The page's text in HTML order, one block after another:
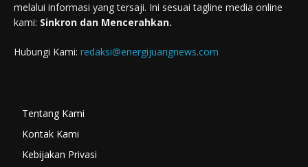
melalui informasi yang tersaji. Ini sesuai tagline media online
kami: Sinkron dan Mencerahkan.
Hubungi Kami: redaksi@energijuangnews.com
Tentang Kami
Kontak Kami
Kebijakan Privasi